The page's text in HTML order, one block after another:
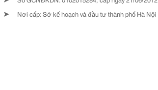
➤ Nơi cấp: Sở kế hoạch và đầu tư thành phố Hà Nội